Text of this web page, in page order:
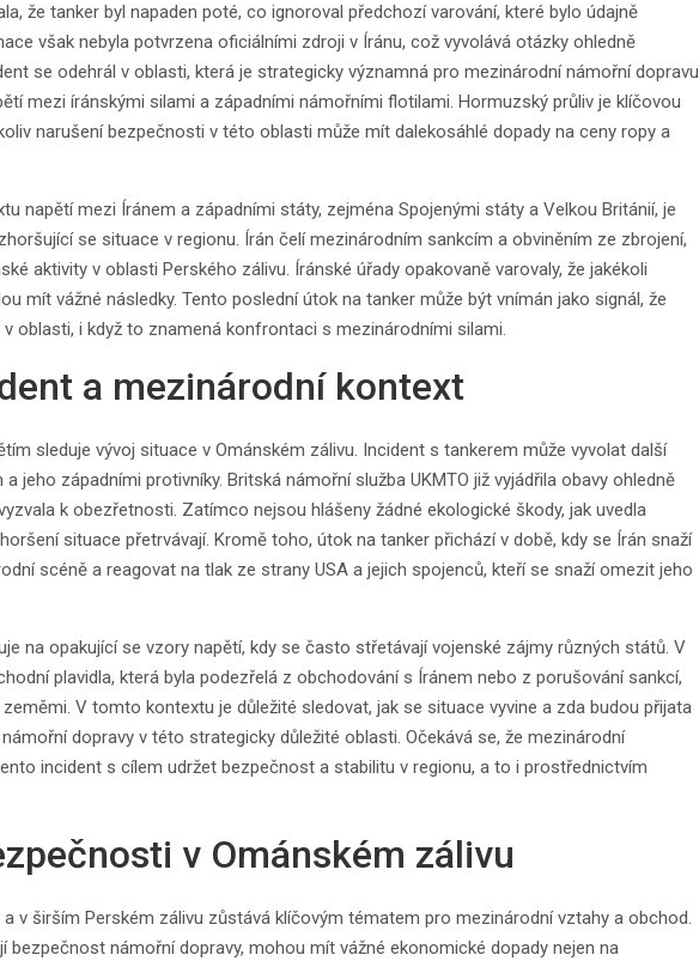
že tanker byl napaden poté, co ignoroval předchozí varování, které bylo údajně
však nebyla potvrzena oficiálními zdroji v Íránu, což vyvolává otázky ohledně
se odehrál v oblasti, která je strategicky významná pro mezinárodní námořní dopravu
mezi íránskými silami a západními námořními flotilami. Hormuzský průliv je klíčovou
narušení bezpečnosti v této oblasti může mít dalekosáhlé dopady na ceny ropy a
napětí mezi Íránem a západními státy, zejména Spojenými státy a Velkou Británií, je
se situace v regionu. Írán čelí mezinárodním sankcím a obviněním ze zbrojení,
aktivity v oblasti Perského zálivu. Íránské úřady opakovaně varovaly, že jakékoli
mít vážné následky. Tento poslední útok na tanker může být vnímán jako signál, že
oblasti, i když to znamená konfrontaci s mezinárodními silami.
a mezinárodní kontext
sleduje vývoj situace v Ománském zálivu. Incident s tankerem může vyvolat další
jeho západními protivníky. Britská námořní služba UKMTO již vyjádřila obavy ohledně
k obezřetnosti. Zatímco nejsou hlášeny žádné ekologické škody, jak uvedla
situace přetrvávají. Kromě toho, útok na tanker přichází v době, kdy se Írán snaží
scéně a reagovat na tlak ze strany USA a jejich spojenců, kteří se snaží omezit jeho
na opakující se vzory napětí, kdy se často střetávají vojenské zájmy různých států. V
plavidla, která byla podezřelá z obchodování s Íránem nebo z porušování sankcí,
V tomto kontextu je důležité sledovat, jak se situace vyvine a zda budou přijata
dopravy v této strategicky důležité oblasti. Očekává se, že mezinárodní
incident s cílem udržet bezpečnost a stabilitu v regionu, a to i prostřednictvím
v Ománském zálivu
v širším Perském zálivu zůstává klíčovým tématem pro mezinárodní vztahy a obchod.
bezpečnost námořní dopravy, mohou mít vážné ekonomické dopady nejen na